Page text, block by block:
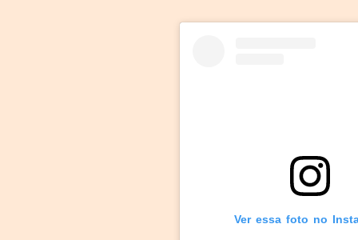
Ver essa foto no